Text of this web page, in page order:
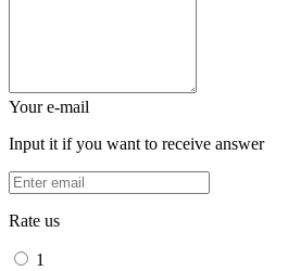
Your e-mail
Input it if you want to receive answer
Rate us
1